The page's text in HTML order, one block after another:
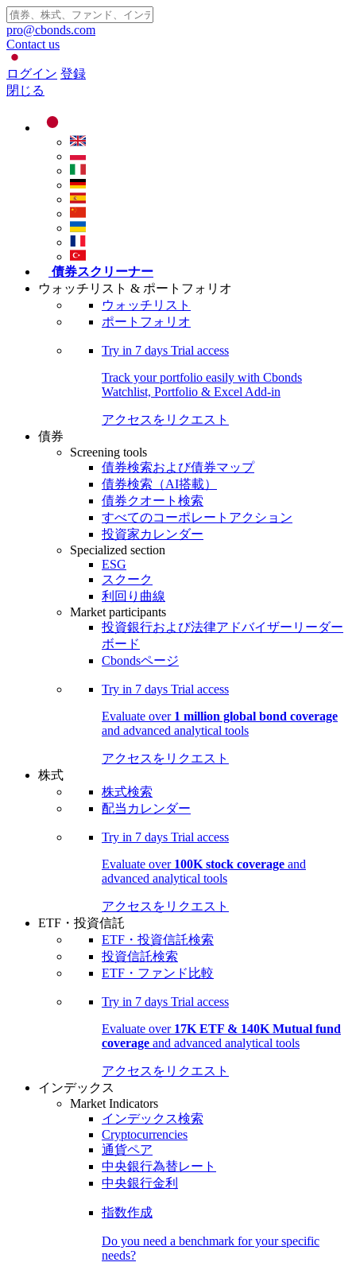
pro@cbonds.com
Contact us
ログイン 登録
閉じる
債券スクリーナー
ウォッチリスト & ポートフォリオ
ウォッチリスト
ポートフォリオ
Try in 7 days Trial access
Track your portfolio easily with Cbonds
Watchlist, Portfolio & Excel Add-in
アクセスをリクエスト
債券
Screening tools
債券検索および債券マップ
債券検索（AI搭載）
債券クオート検索
すべてのコーポレートアクション
投資家カレンダー
Specialized section
ESG
スクーク
利回り曲線
Market participants
投資銀行および法律アドバイザーリーダー
ボード
Cbondsページ
Try in 7 days Trial access
Evaluate over 1 million global bond coverage
and advanced analytical tools
アクセスをリクエスト
株式
株式検索
配当カレンダー
Try in 7 days Trial access
Evaluate over 100K stock coverage and
advanced analytical tools
アクセスをリクエスト
ETF・投資信託
ETF・投資信託検索
投資信託検索
ETF・ファンド比較
Try in 7 days Trial access
Evaluate over 17K ETF & 140K Mutual fund
coverage and advanced analytical tools
アクセスをリクエスト
インデックス
Market Indicators
インデックス検索
Cryptocurrencies
通貨ペア
中央銀行為替レート
中央銀行金利
指数作成
Do you need a benchmark for your specific
needs?